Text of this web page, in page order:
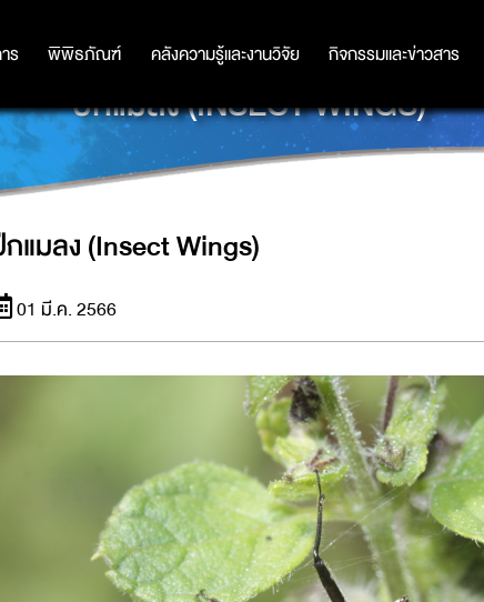
ร พิพิธภัณฑ์ คลังความรู้และงานวิจัย กิจกรรมและข่าวสาร
ร พิพิธภัณฑ์ คลังความรู้และงานวิจัย กิจกรรมและข่าวสาร
ปีกแมลง (INSECT WINGS)
แมลง (Insect Wings)
01 มี.ค. 2566